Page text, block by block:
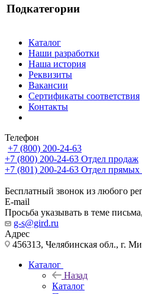
Подкатегории
Каталог
Наши разработки
Наша история
Реквизиты
Вакансии
Сертификаты соответствия
Контакты
Телефон
+7 (800) 200-24-63
+7 (800) 200-24-63 Отдел продаж
+7 (801) 200-24-63 Отдел прямых
Бесплатный звонок из любого
E-mail
Просьба указывать в теме
g-s@gird.ru
Адрес
456313, Челябинская обл., г.
Каталог
Назад
Каталог